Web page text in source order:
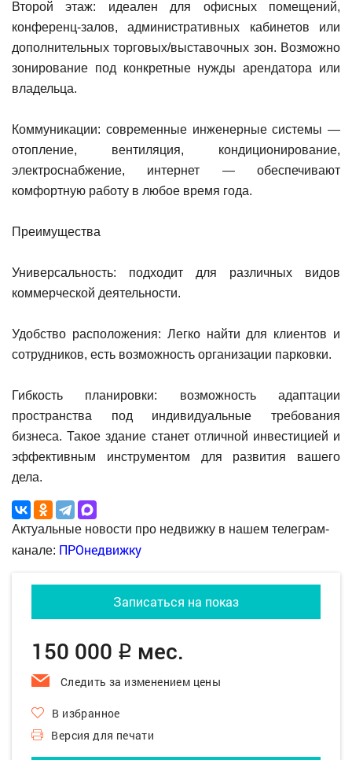
Второй этаж: идеален для офисных помещений,
конференц-залов, административных кабинетов или
дополнительных торговых/выставочных зон. Возможно
зонирование под конкретные нужды арендатора или
владельца.
Коммуникации: современные инженерные системы —
отопление, вентиляция, кондиционирование,
электроснабжение, интернет — обеспечивают
комфортную работу в любое время года.
Преимущества
Универсальность: подходит для различных видов
коммерческой деятельности.
Удобство расположения: Легко найти для клиентов и
сотрудников, есть возможность организации парковки.
Гибкость планировки: возможность адаптации
пространства под индивидуальные требования
бизнеса. Такое здание станет отличной инвестицией и
эффективным инструментом для развития вашего
дела.
Актуальные новости про недвижку в нашем телеграм-
канале: ПРОнедвижку
Записаться на показ
150 000 q мес.
Следить за изменением цены
В избранное
Версия для печати